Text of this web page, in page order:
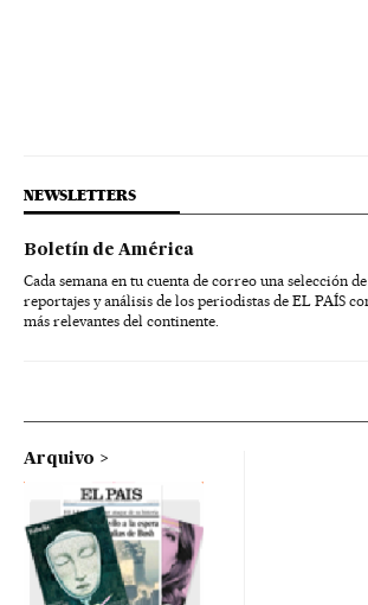
NEWSLETTERS
Boletín de América
Cada semana en tu cuenta de correo una selección
reportajes y análisis de los periodistas de EL PAÍS
más relevantes del continente.
Arquivo